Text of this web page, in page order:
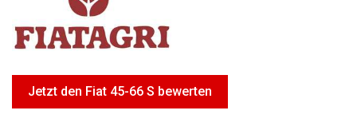
Hoflader
Freischneider
Jetzt den Fiat 45-66 S bewerten